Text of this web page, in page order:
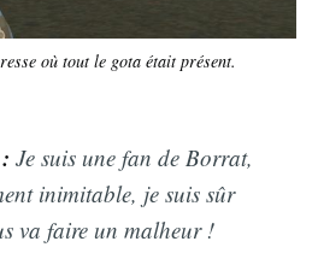
où tout le gota était présent.
Je suis une fan de Borrat,
inimitable, je suis sûr
va faire un malheur !